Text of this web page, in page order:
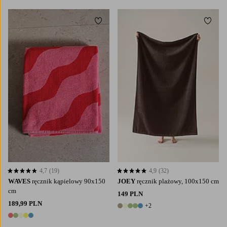
WAVES ręcznik kąpielowy 90x150
cm
189,99 PLN
5 kolory
4,7 opierając się na 19 ocenach
4,7 (19)
Dodaj do ulubionych
JOEY ręcznik plażowy, 100x150 cm
149 PLN
7 kolory
+2
4,9 opierając się na 32 ocenach
4,9 (32)